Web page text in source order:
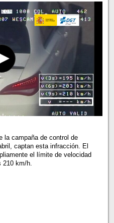
la campaña de control de
captan esta infracción. El
el límite de velocidad
210 km/h.